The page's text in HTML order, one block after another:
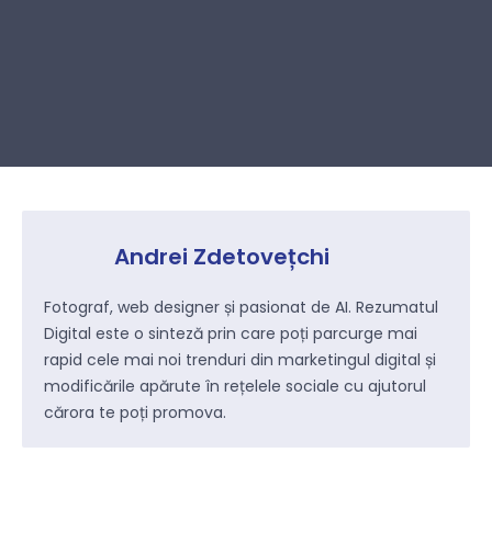
Andrei Zdetovețchi
Fotograf, web designer și pasionat de AI. Rezumatul
Digital este o sinteză prin care poți parcurge mai
rapid cele mai noi trenduri din marketingul digital și
modificările apărute în rețelele sociale cu ajutorul
cărora te poți promova.